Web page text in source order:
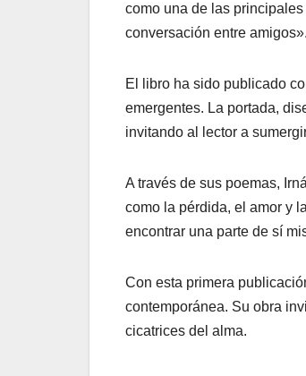
como una de las
conversación entre amigos».
El libro ha sido publicado
emergentes. La portada,
invitando al lector a
A través de sus poemas,
como la pérdida, el amor y
encontrar una parte de sí
Con esta primera
contemporánea. Su obra
cicatrices del alma.